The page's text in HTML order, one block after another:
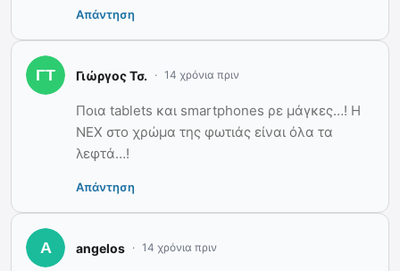
Απάντηση
Γιώργος Τσ. 14 χρόνια πριν
Ποια tablets και smartphones ρε μάγκες…! Η
NEX στο χρώμα της φωτιάς είναι όλα τα
λεφτά…!
Απάντηση
angelos 14 χρόνια πριν